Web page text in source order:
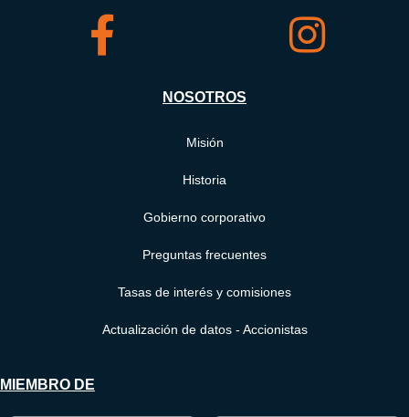
NOSOTROS
Misión
Historia
Gobierno corporativo
Preguntas frecuentes
Tasas de interés y comisiones
Actualización de datos - Accionistas
MIEMBRO DE